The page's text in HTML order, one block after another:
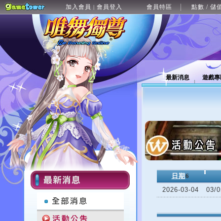
加入會員 | 會員登入 會員特區 點數 / 儲
最新消息 遊戲
日期 6
2026-03-04
03/